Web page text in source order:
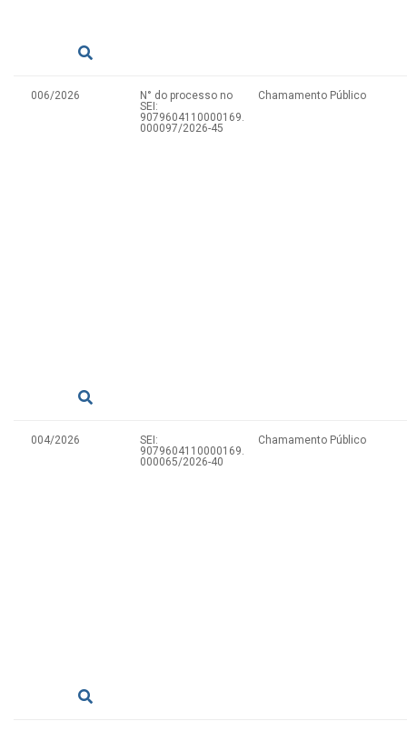
006/2026
N° do processo no
SEI:
9079604110000169.
000097/2026-45
Chamamento Público
004/2026
SEI:
9079604110000169.
000065/2026-40
Chamamento Público